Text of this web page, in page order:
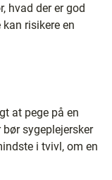
hvad der er god
risikere en
at pege på en
sygeplejersker
i tvivl, om en